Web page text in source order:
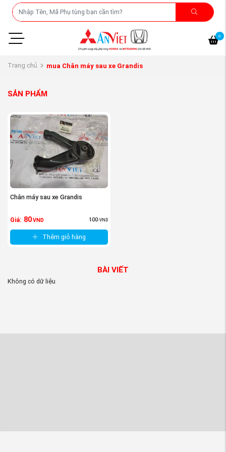
0
Trang chủ mua Chân máy sau xe Grandis
SẢN PHẨM
Chân máy sau xe Grandis
Giá: 80 VND 100 VND
Thêm giỏ hàng
BÀI VIẾT
Không có dữ liệu